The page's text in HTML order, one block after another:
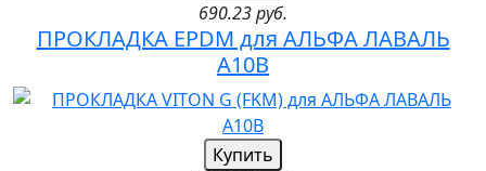
690.23 руб.
ПРОКЛАДКА EPDM для АЛЬФА ЛАВАЛЬ
A10B
Купить